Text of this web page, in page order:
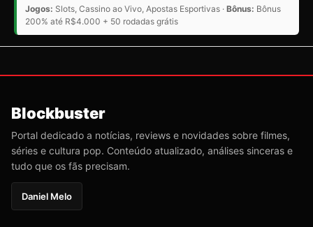
Jogos: Slots, Cassino ao Vivo, Apostas Esportivas · Bônus: Bônus
200% até R$4.000 + 50 rodadas grátis
Blockbuster
Portal dedicado a notícias, reviews e novidades sobre filmes,
séries e cultura pop. Conteúdo atualizado, análises sinceras e
tudo que os fãs precisam.
Daniel Melo